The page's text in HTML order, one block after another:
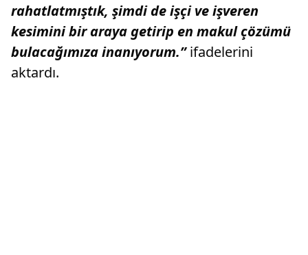
rahatlatmıştık, şimdi de işçi ve işveren
kesimini bir araya getirip en makul çözümü
bulacağımıza inanıyorum.”ifadelerini
aktardı.